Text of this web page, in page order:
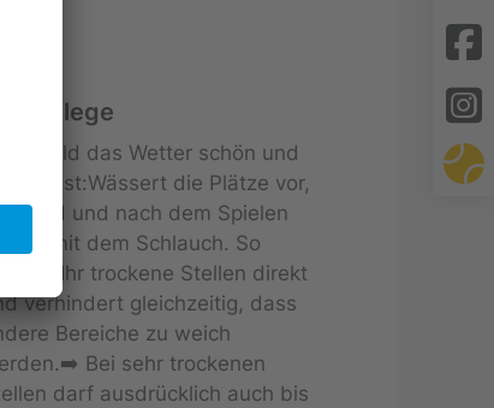
Sobald das Wetter schön und
ist:Wässert die Plätze vor,
und nach dem Spielen
mit dem Schlauch. So
Ihr trockene Stellen direkt
verhindert gleichzeitig, dass
Bereiche zu weich
Bei sehr trockenen
darf ausdrücklich auch bis